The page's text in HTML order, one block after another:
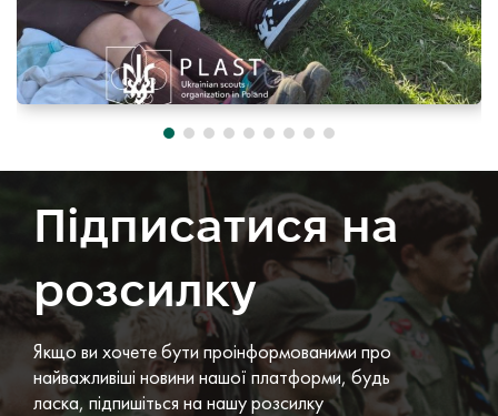
Підписатися на
розсилку
Якщо ви хочете бути проінформованими про
найважливіші новини нашої платформи, будь
ласка, підпишіться на нашу розсилку